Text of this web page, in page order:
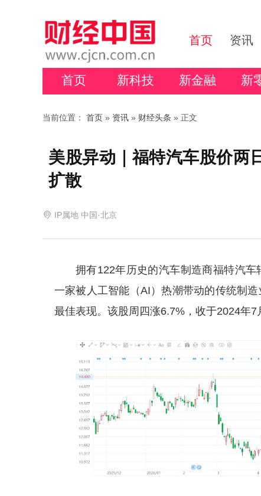
首页 资讯
首页 新科技 新金融 新
当前位置： 首页 » 资讯 » 财经头条 » 正文
美股异动｜福特汽车股价两
扩散
IP属地 中国·北京
拥有122年历史的汽车制造商福特汽
一家被人工智能（AI）热潮带动的传统制
最佳表现。该股周四涨6.7%，收于2024年7